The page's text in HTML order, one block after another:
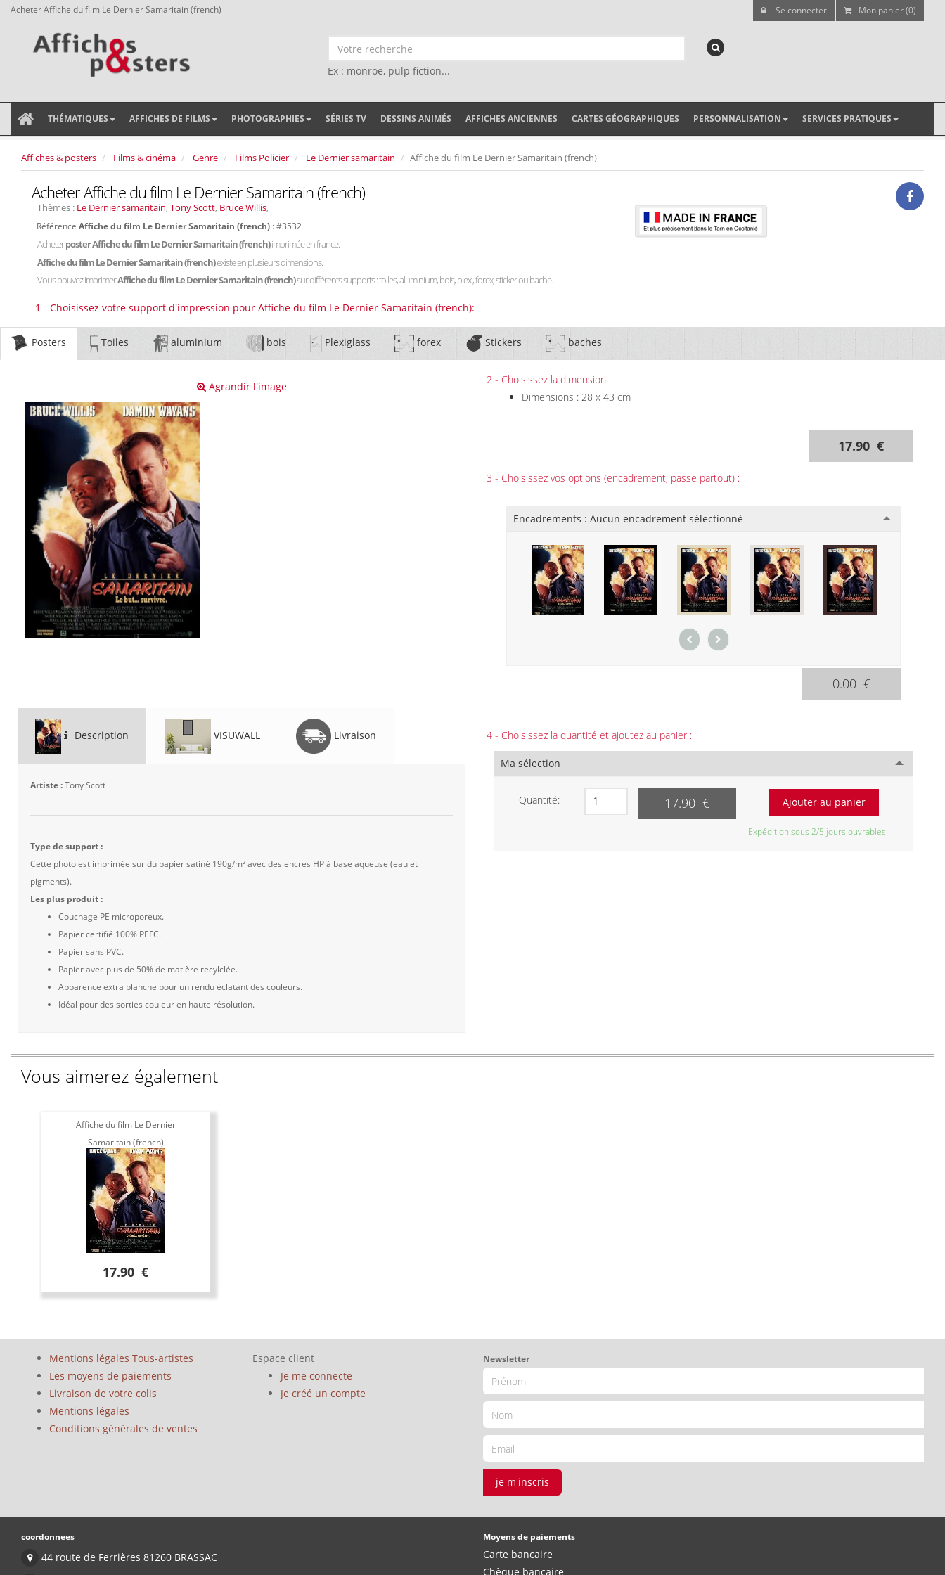
Acheter Affiche du film Le Dernier Samaritain (french) Se connecter Mon panier (0)
Ex : monroe, pulp fiction...
THÉMATIQUES AFFICHES DE FILMS PHOTOGRAPHIES SÉRIES TV DESSINS ANIMÉS AFFICHES ANCIENNES CARTES GÉOGRAPHIQUES PERSONNALISATION SERVICES PRATIQUES
Affiches & posters Films & cinéma Genre Films Policier Le Dernier samaritain Affiche du film Le Dernier Samaritain (french)
Acheter Affiche du film Le Dernier Samaritain (french)
Thèmes : Le Dernier samaritain, Tony Scott, Bruce Willis,
Référence Affiche du film Le Dernier Samaritain (french) : #3532
Acheterposter Affiche du film Le Dernier Samaritain (french)imprimée en france.
Affiche du film Le Dernier Samaritain (french)existe en plusieurs dimensions.
Vous pouvez imprimerAffiche du film Le Dernier Samaritain (french)sur différents supports : toiles, aluminium, bois, plexi, forex, sticker ou bache.
1 - Choisissez votre support d'impression pour Affiche du film Le Dernier Samaritain (french):
Posters Toiles aluminium bois Plexiglass forex Stickers baches
Agrandir l'image
Description VISUWALL Livraison
Artiste :Tony Scott
Type de support :
Cette photo est imprimée sur du papier satiné 190g/m² avec des encres HP à base aqueuse (eau et
pigments).
Les plus produit :
Couchage PE microporeux.
Papier certifié 100% PEFC.
Papier sans PVC.
Papier avec plus de 50% de matière recylclée.
Apparence extra blanche pour un rendu éclatant des couleurs.
Idéal pour des sorties couleur en haute résolution.
2 - Choisissez la dimension :
Dimensions : 28 x 43 cm
17.90 €
3 - Choisissez vos options (encadrement, passe partout) :
Encadrements : Aucun encadrement sélectionné
0.00 €
4 - Choisissez la quantité et ajoutez au panier :
Ma sélection
Quantité: 17.90 €
Expédition sous 2/5 jours ouvrables.
Vous aimerez également
Affiche du film Le Dernier
Samaritain (french)
17.90 €
Mentions légales Tous-artistes
Les moyens de paiements
Livraison de votre colis
Mentions légales
Conditions générales de ventes
Espace client
Je me connecte
Je créé un compte
Newsletter
je m'inscris
coordonnees
44 route de Ferrières 81260 BRASSAC
Moyens de paiements
Carte bancaire
Chèque bancaire